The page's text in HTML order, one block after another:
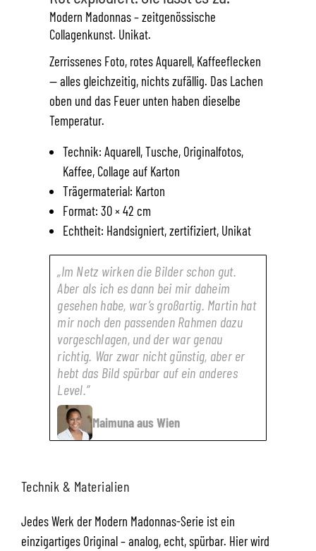
Modern Madonnas – zeitgenössische
Collagenkunst. Unikat.
Zerrissenes Foto, rotes Aquarell, Kaffeeflecken
— alles gleichzeitig, nichts zufällig. Das Lachen
oben und das Feuer unten haben dieselbe
Temperatur.
Technik: Aquarell, Tusche, Originalfotos,
Kaffee, Collage auf Karton
Trägermaterial: Karton
Format: 30 × 42 cm
Echtheit: Handsigniert, zertifiziert, Unikat
„Im Netz wirken die Bilder schon gut.
Aber als ich es dann bei mir daheim
gesehen habe, war’s großartig. Martin hat
mir noch den passenden Rahmen dazu
vorgeschlagen, und der war genau
richtig. War zwar nicht günstig, aber er
hebt das Bild spürbar auf ein anderes
Level.”
Maimuna aus Wien
Technik & Materialien
Jedes Werk der Modern Madonnas-Serie ist ein
einzigartiges Original – analog, echt, spürbar. Hier wird